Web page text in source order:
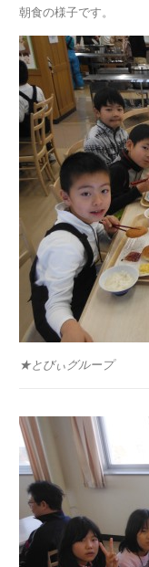
朝食の様子です。
★とびぃグループ